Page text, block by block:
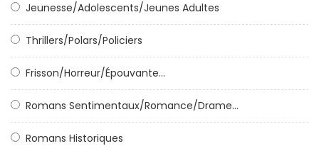
Jeunesse/Adolescents/Jeunes Adultes
Thrillers/Polars/Policiers
Frisson/horreur/épouvante...
Romans Sentimentaux/Romance/Drame...
Romans Historiques